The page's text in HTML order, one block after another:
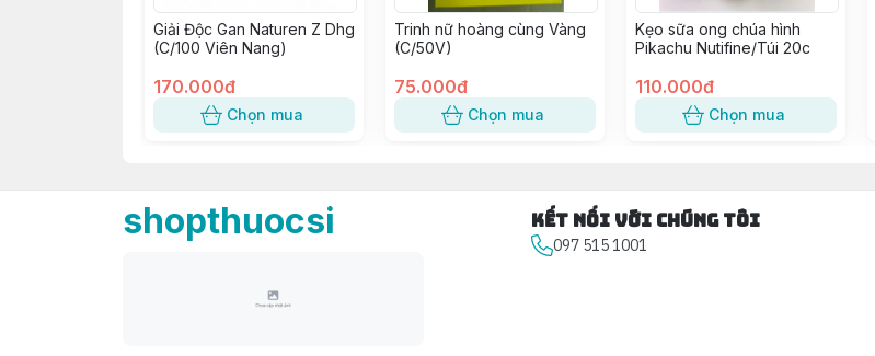
Giải Độc Gan Naturen Z Dhg
(C/100 Viên Nang)
170.000đ
Chọn mua
Trinh nữ hoàng cùng Vàng
(C/50V)
75.000đ
Chọn mua
Kẹo sữa ong chúa hình
Pikachu Nutifine/Túi 20c
110.000đ
Chọn mua
shopthuocsi Kết nối với chúng tôi
097 515 1001